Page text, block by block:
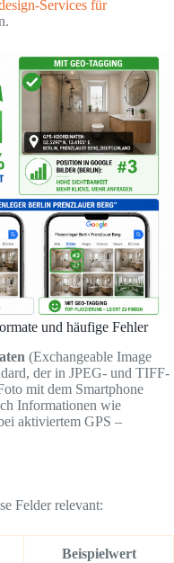
Services für
und häufige Fehler
(Exchangeable Image
der in JPEG- und TIFF-
mit dem Smartphone
Informationen wie
aktiviertem GPS –
Felder relevant:
Beispielwert